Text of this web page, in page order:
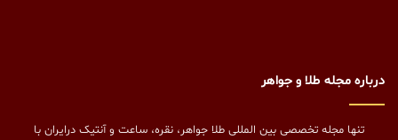
درباره مجله طلا و جواهر
تنها مجله تخصصی بین المللی طلا جواهر، نقره، ساعت و آنتیک درایران با